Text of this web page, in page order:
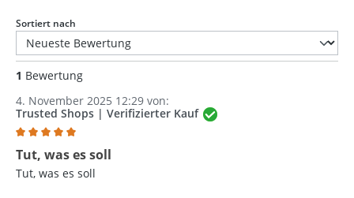
Sortiert nach
1 Bewertung
4. November 2025 12:29 von:
Trusted Shops | Verifizierter Kauf
Bewertung mit 5 von 5 Sternen
Tut, was es soll
Tut, was es soll